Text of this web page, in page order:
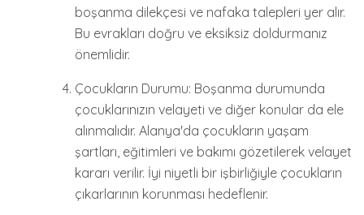
boşanma dilekçesi ve nafaka talepleri yer alır.
Bu evrakları doğru ve eksiksiz doldurmanız
önemlidir.
Çocukların Durumu: Boşanma durumunda
çocuklarınızın velayeti ve diğer konular da ele
alınmalıdır. Alanya'da çocukların yaşam
şartları, eğitimleri ve bakımı gözetilerek velayet
kararı verilir. İyi niyetli bir işbirliğiyle çocukların
çıkarlarının korunması hedeflenir.